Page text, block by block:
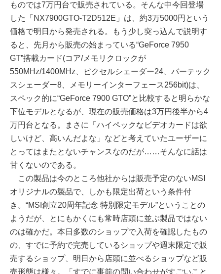
ものでは7万円台で販売されている。そんな中今回登場
した「NX7900GTO-T2D512E」は、約3万5000円という
価格で明日から発売される。もう少し突っ込んで説明す
ると、先月から販売の始まっている“GeForce 7950
GT”搭載カード(コア/メモリクロックが
550MHz/1400MHz、ピクセルシェーダー24、バーテック
スシェーダー8、メモリーインターフェース256bit)は、
スペック的に“GeForce 7900 GTO”と比較すると明らかな
下位モデルとなるが、現在の販売価格は3万円後半から4
万円台となる。まさに「ハイペックなビデオカードは欲
しいけど、高いんだよな」などと考えていたユーザーに
とってはまたとないチャンスなのだが……そんなに話は
甘くないのである。
この製品は今のところ他社からは販売予定のないMSI
オリジナルの製品で、しかも限定出荷という条件付
き。“MSI創立20周年記念 特別限定モデル”ということの
ようだが、とにもかくにも常時店頭に並ぶ製品ではない
のは確かだ。本日多数のショップで入荷を確認したもの
の、すでに予約で完売しているショップや週末限定で販
売するショップ、明日から店頭に並べるショップなど販
売形態は様々。「すでに事前の問い合わせがすごいこと